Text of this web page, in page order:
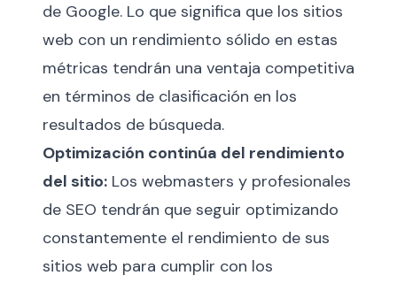
de Google. Lo que significa que los sitios
web con un rendimiento sólido en estas
métricas tendrán una ventaja competitiva
en términos de clasificación en los
resultados de búsqueda.
Optimización continúa del rendimiento
del sitio: Los webmasters y profesionales
de SEO tendrán que seguir optimizando
constantemente el rendimiento de sus
sitios web para cumplir con los